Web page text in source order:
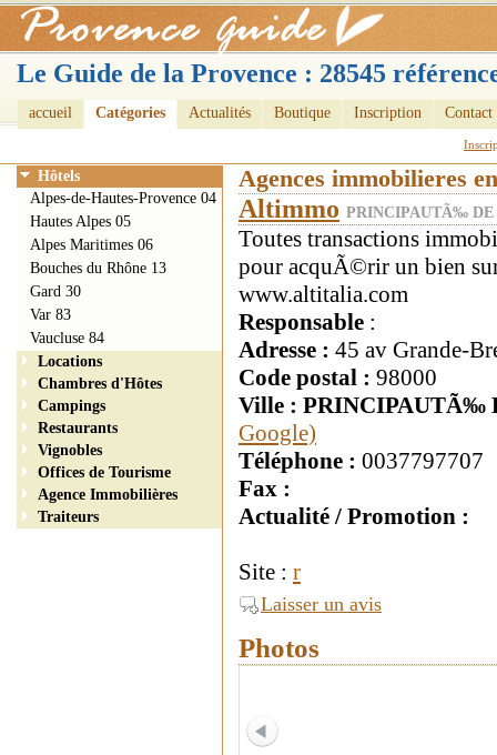
Le Guide de la Provence : 28545
accueil Catégories Actualités Boutique Inscription Contact
Agences immobilieres
Altimmo PRINCIPAUTÃ‰ DE
Toutes transactions
pour acquÃ©rir un bien
www.altitalia.com
Responsable :
Adresse : 45 av Grande-
Code postal : 98000
Ville : PRINCIPAUTÃ‰
Google)
Téléphone : 0037797707
Fax :
Actualité / Promotion :
Site : r
Laisser un avis
Photos
Hôtels
Alpes-de-Hautes-Provence 04
Hautes Alpes 05
Alpes Maritimes 06
Bouches du Rhône 13
Gard 30
Var 83
Vaucluse 84
Locations
Chambres d'Hôtes
Campings
Restaurants
Vignobles
Offices de Tourisme
Agence Immobilières
Traiteurs